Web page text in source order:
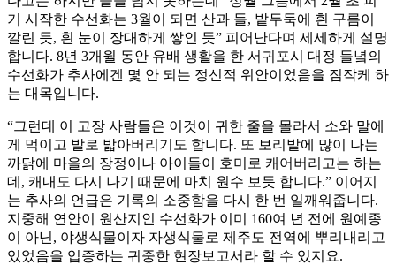
기 시작한 수선화는 3월이 되면 산과 들, 밭두둑에 흰 구름이
깔린 듯, 흰 눈이 장대하게 쌓인 듯” 피어난다며 세세하게 설명
합니다. 8년 3개월 동안 유배 생활을 한 서귀포시 대정 들녘의
수선화가 추사에겐 몇 안 되는 정신적 위안이었음을 짐작케 하
는 대목입니다.
“그런데 이 고장 사람들은 이것이 귀한 줄을 몰라서 소와 말에
게 먹이고 발로 밟아버리기도 합니다. 또 보리밭에 많이 나는
까닭에 마을의 장정이나 아이들이 호미로 캐어버리고는 하는
데, 캐내도 다시 나기 때문에 마치 원수 보듯 합니다.” 이어지
는 추사의 언급은 기록의 소중함을 다시 한 번 일깨워줍니다.
지중해 연안이 원산지인 수선화가 이미 160여 년 전에 원예종
이 아닌, 야생식물이자 자생식물로 제주도 전역에 뿌리내리고
있었음을 입증하는 귀중한 현장보고서라 할 수 있지요.